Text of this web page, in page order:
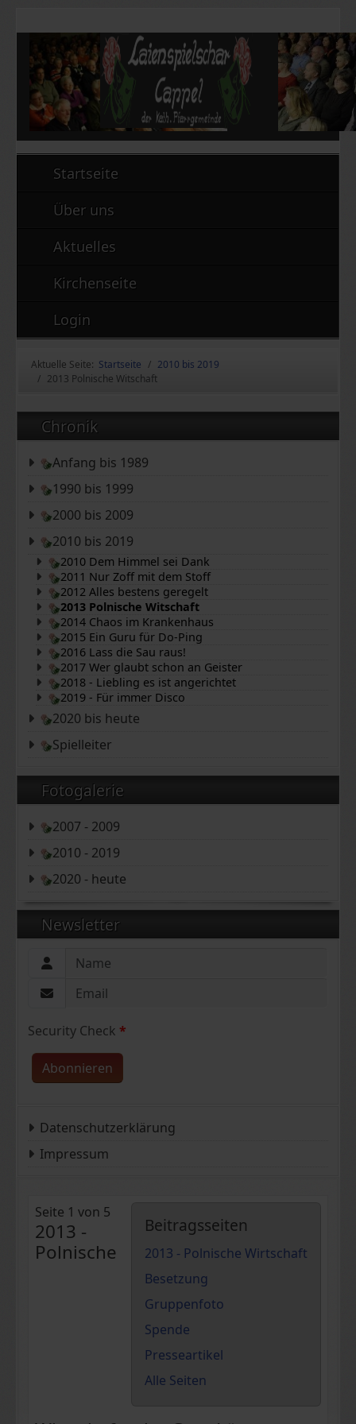
Startseite
Über uns
Aktuelles
Kirchenseite
Login
Aktuelle Seite: Startseite
2010 bis 2019
2013 Polnische Witschaft
Chronik
Anfang bis 1989
1990 bis 1999
2000 bis 2009
2010 bis 2019
2010 Dem Himmel sei Dank
2011 Nur Zoff mit dem Stoff
2012 Alles bestens geregelt
2013 Polnische Witschaft
2014 Chaos im Krankenhaus
2015 Ein Guru für Do-Ping
2016 Lass die Sau raus!
2017 Wer glaubt schon an Geister
2018 - Liebling es ist angerichtet
2019 - Für immer Disco
2020 bis heute
Spielleiter
Fotogalerie
2007 - 2009
2010 - 2019
2020 - heute
Newsletter
Security Check *
Abonnieren
Datenschutzerklärung
Impressum
Beitragsseiten
2013 - Polnische Wirtschaft
Besetzung
Gruppenfoto
Spende
Presseartikel
Alle Seiten
Seite 1 von 5
2013 -
Polnische